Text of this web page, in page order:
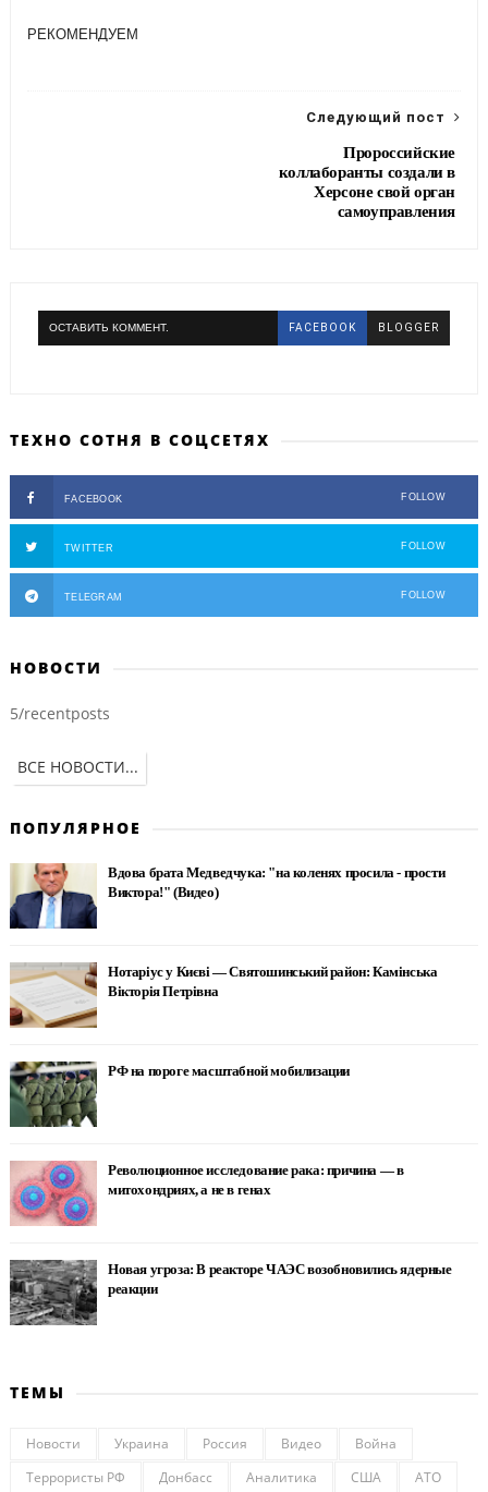
РЕКОМЕНДУЕМ
Следующий пост
Пророссийские
коллаборанты создали в
Херсоне свой орган
самоуправления
ОСТАВИТЬ КОММЕНТ. FACEBOOK BLOGGER
ТЕХНО СОТНЯ В СОЦСЕТЯХ
FACEBOOK FOLLOW
TWITTER FOLLOW
TELEGRAM FOLLOW
НОВОСТИ
5/recentposts
ВСЕ НОВОСТИ...
ПОПУЛЯРНОЕ
Вдова брата Медведчука: "на коленях просила - прости
Виктора!" (Видео)
Нотаріус у Києві — Святошинський район: Камінська
Вікторія Петрівна
РФ на пороге масштабной мобилизации
Революционное исследование рака: причина — в
митохондриях, а не в генах
Новая угроза: В реакторе ЧАЭС возобновились ядерные
реакции
ТЕМЫ
Новости Украина Россия Видео
Война
Террористы РФ
Донбасс Аналитика США АТО